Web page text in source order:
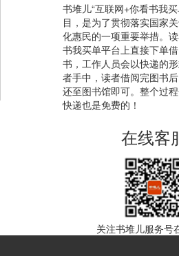
书堆儿“互联网+你看书我
目，是为了贯彻落实国家
化惠民的一项重要举措。
书我买单平台上直接下单
书，工作人员会以快递的
者手中，读者借阅完图书
还至图书馆即可。整个过
快递也是免费的！
在线客
关注书堆儿服务号